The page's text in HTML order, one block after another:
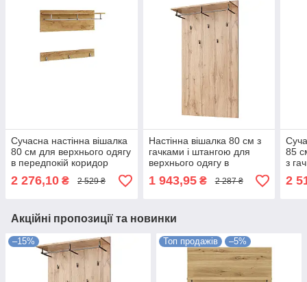
Сучасна настінна вішалка
80 см для верхнього одягу
в передпокій коридор
Луна Миро-Марк дуб
крафт
2 276,10 ₴ 2 529 ₴
Настінна вішалка 80 см з
гачками і штангою для
верхнього одягу в
передпокій коридор ДСП
Мортіз Мебель Сервіс
1 943,95₴ 2 287 ₴
85
з
2
Акційні пропозиції та новинки
–15% Топ продажів –5%